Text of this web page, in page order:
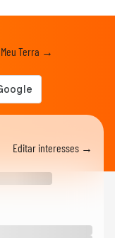
Terra →
Editar interesses →